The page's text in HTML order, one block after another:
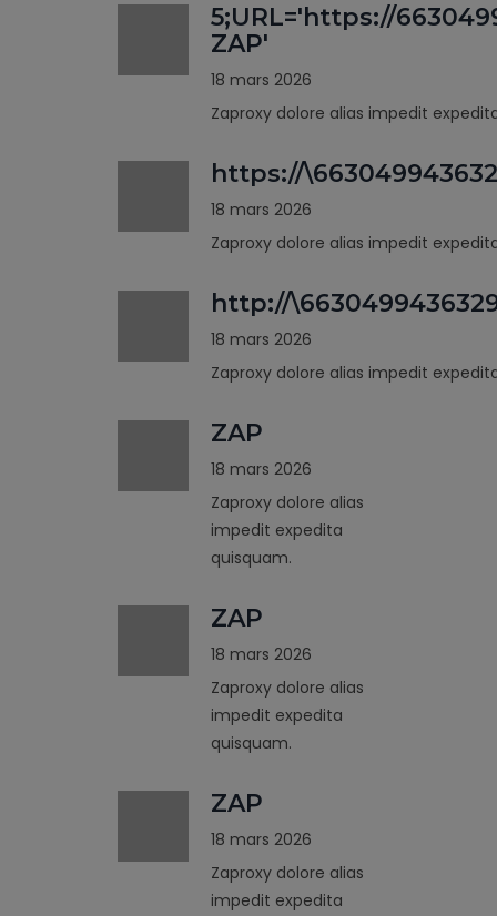
5;URL='https://
ZAP'
18 mars 2026
Zaproxy dolore alias impedit
https://
18 mars 2026
Zaproxy dolore alias impedit
http://
18 mars 2026
Zaproxy dolore alias impedit
ZAP
18 mars 2026
Zaproxy dolore alias
impedit expedita
quisquam.
ZAP
18 mars 2026
Zaproxy dolore alias
impedit expedita
quisquam.
ZAP
18 mars 2026
Zaproxy dolore alias
impedit expedita